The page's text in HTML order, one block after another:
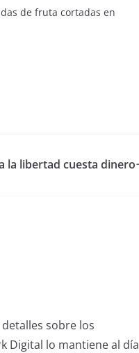
de fruta cortadas en
la libertad cuesta dinero
sobre los
Digital lo mantiene al día